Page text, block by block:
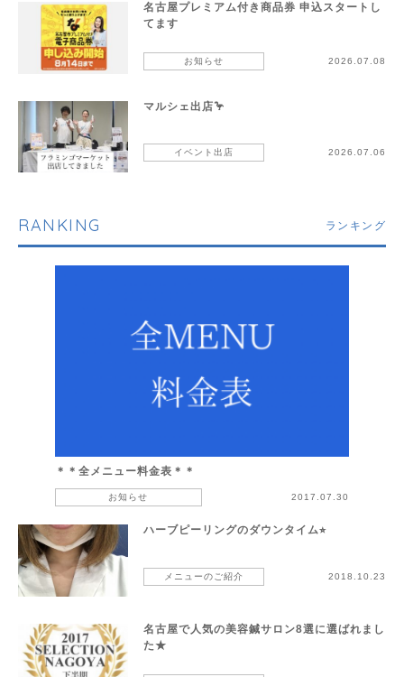
名古屋プレミアム付き商品券 申込スタートし
てます
お知らせ 2026.07.08
マルシェ出店🦩
イベント出店 2026.07.06
RANKING ランキング
＊＊全メニュー料金表＊＊
お知らせ 2017.07.30
ハーブピーリングのダウンタイム⭐︎
メニューのご紹介 2018.10.23
名古屋で人気の美容鍼サロン8選に選ばれまし
た★